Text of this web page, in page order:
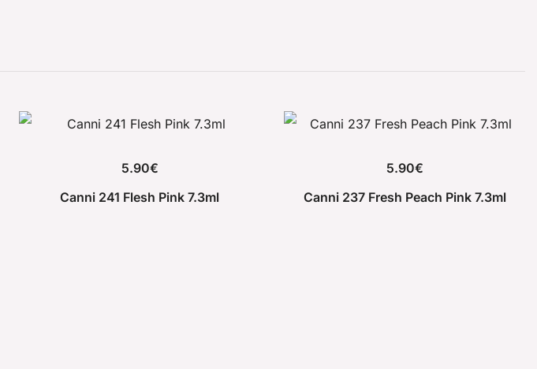
5.90€
Canni 241 Flesh Pink 7.3ml
5.90€
Canni 237 Fresh Peach Pink 7.3ml